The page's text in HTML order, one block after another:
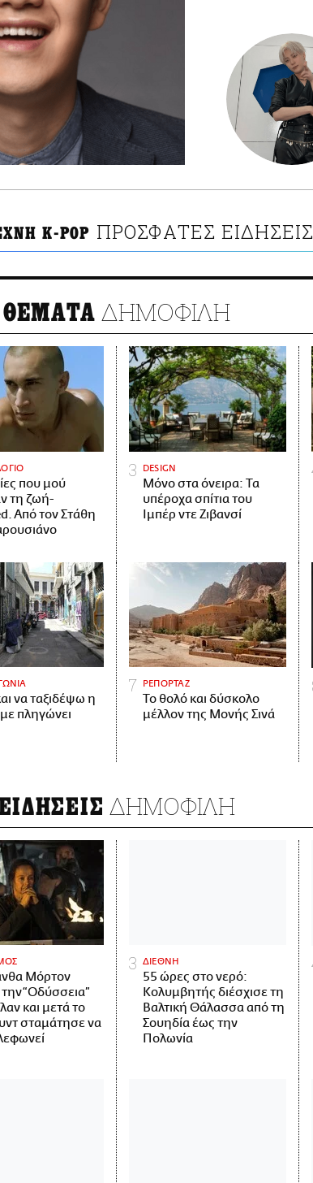
K-POP ΠΡΟΣΦΑΤΕΣ ΕΙΔΗΣΕΙΣ
ΘΕΜΑΤΑ ΔΗΜΟΦΙΛΗ
που μού
τη ζωή-
Aπό τον Στάθη
DESIGN
Μόνο στα όνειρα: Τα
υπέροχα σπίτια του
Ιμπέρ ντε Ζιβανσί
να ταξιδέψω η
πληγώνει
ΡΕΠΟΡΤΑΖ
Το θολό και δύσκολο
μέλλον της Μονής Σινά
ΔΗΜΟΦΙΛΗ
Μόρτον
“Οδύσσεια”
και μετά το
σταμάτησε να
ΔΙΕΘΝΗ
55 ώρες στο νερό:
Κολυμβητής διέσχισε τη
Βαλτική Θάλασσα από τη
Σουηδία έως την
Πολωνία